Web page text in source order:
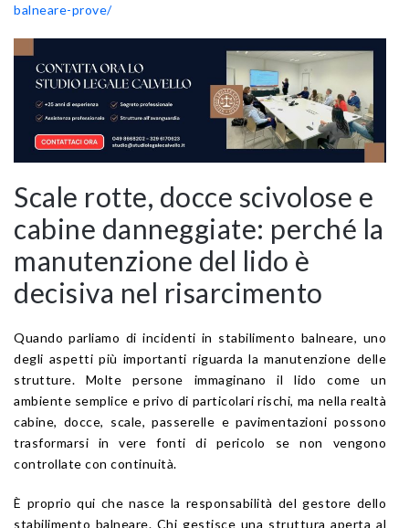
balneare-prove/
Scale rotte, docce scivolose e
cabine danneggiate: perché la
manutenzione del lido è
decisiva nel risarcimento
Quando parliamo di incidenti in stabilimento balneare, uno
degli aspetti più importanti riguarda la manutenzione delle
strutture. Molte persone immaginano il lido come un
ambiente semplice e privo di particolari rischi, ma nella realtà
cabine, docce, scale, passerelle e pavimentazioni possono
trasformarsi in vere fonti di pericolo se non vengono
controllate con continuità.
È proprio qui che nasce la responsabilità del gestore dello
stabilimento balneare. Chi gestisce una struttura aperta al